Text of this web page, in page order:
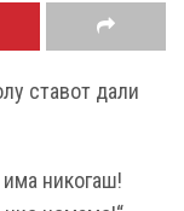
ставот дали
никогаш!